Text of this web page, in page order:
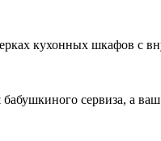
кухонных шкафов с
сервиза, а